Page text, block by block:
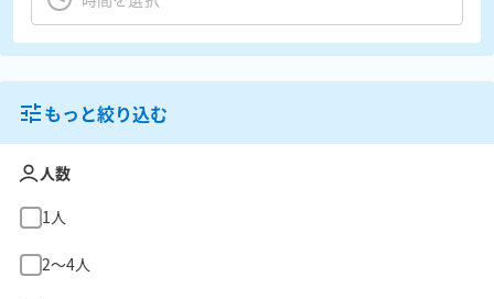
もっと絞り込む
人数
1人
2〜4人